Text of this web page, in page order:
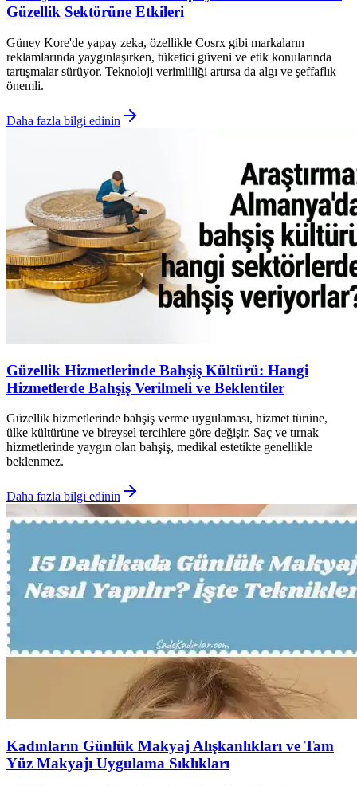
Güzellik Sektörüne Etkileri
Güney Kore'de yapay zeka, özellikle Cosrx gibi markaların
reklamlarında yaygınlaşırken, tüketici güveni ve etik konularında
tartışmalar sürüyor. Teknoloji verimliliği artırsa da algı ve şeffaflık
önemli.
Daha fazla bilgi edinin
Güzellik Hizmetlerinde Bahşiş Kültürü: Hangi
Hizmetlerde Bahşiş Verilmeli ve Beklentiler
Güzellik hizmetlerinde bahşiş verme uygulaması, hizmet türüne,
ülke kültürüne ve bireysel tercihlere göre değişir. Saç ve tırnak
hizmetlerinde yaygın olan bahşiş, medikal estetikte genellikle
beklenmez.
Daha fazla bilgi edinin
Kadınların Günlük Makyaj Alışkanlıkları ve Tam
Yüz Makyajı Uygulama Sıklıkları